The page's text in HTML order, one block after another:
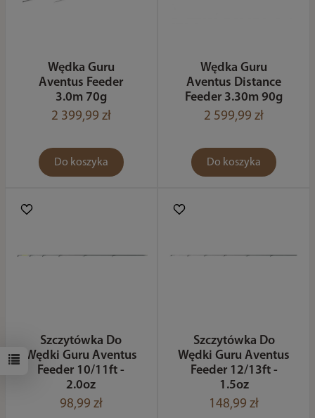
Wędka Guru
Aventus Feeder
3.0m 70g
2 399,99 zł
Do koszyka
Wędka Guru
Aventus Distance
Feeder 3.30m 90g
2 599,99 zł
Do koszyka
Szczytówka Do
Wędki Guru Aventus
Feeder 10/11ft -
2.0oz
98,99 zł
Szczytówka Do
Wędki Guru Aventus
Feeder 12/13ft -
1.5oz
148,99 zł